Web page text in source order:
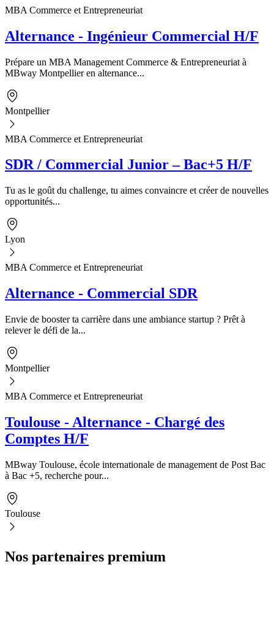
MBA Commerce et Entrepreneuriat
Alternance - Ingénieur Commercial H/F
Prépare un MBA Management Commerce & Entrepreneuriat à
MBway Montpellier en alternance...
Montpellier
MBA Commerce et Entrepreneuriat
SDR / Commercial Junior – Bac+5 H/F
Tu as le goût du challenge, tu aimes convaincre et créer de nouvelles
opportunités...
Lyon
MBA Commerce et Entrepreneuriat
Alternance - Commercial SDR
Envie de booster ta carrière dans une ambiance startup ? Prêt à
relever le défi de la...
Montpellier
MBA Commerce et Entrepreneuriat
Toulouse - Alternance - Chargé des
Comptes H/F
MBway Toulouse, école internationale de management de Post Bac
à Bac +5, recherche pour...
Toulouse
Nos partenaires premium